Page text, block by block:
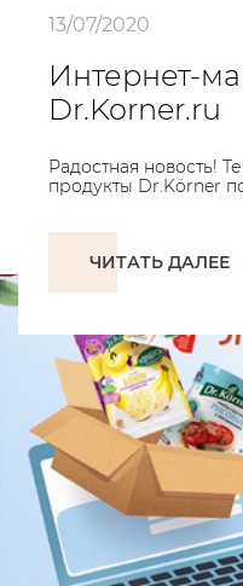
13/07/2020
Интернет-
Dr.Korner.ru
Радостная новость!
продукты Dr.Körner
ЧИТАТЬ ДАЛЕЕ